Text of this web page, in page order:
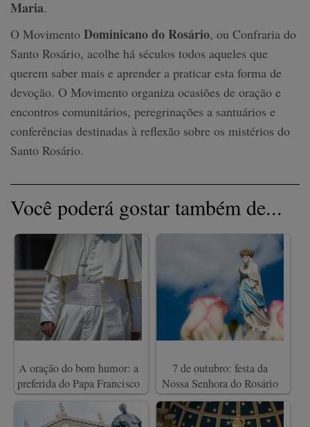
Maria.
O Movimento Dominicano do Rosário, ou Confraria do
Santo Rosário, acolhe há séculos todos aqueles que
querem saber mais e aprender a praticar esta forma de
devoção. O Movimento organiza ocasiões de oração e
encontros comunitários, peregrinações a santuários e
conferências destinadas à reflexão sobre os mistérios do
Santo Rosário.
Você poderá gostar também de...
A oração do bom humor: a
preferida do Papa Francisco
7 de outubro: festa da
Nossa Senhora do Rosário